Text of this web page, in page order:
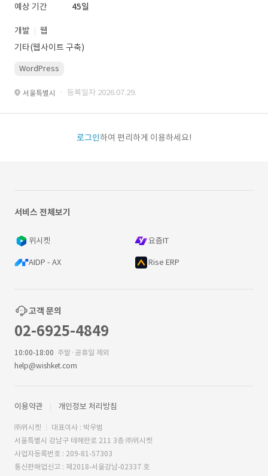
예상 기간
45일
개발
웹
기타(웹사이트 구축)
WordPress
서울특별시 · 등록일자 2026.07.29.
로그인하여 편리하게 이용하세요!
서비스 전체보기
위시켓 요즘IT
AIDP - AX Rise ERP
고객 문의
02-6925-4849
10:00-18:00 주말·공휴일 제외
help@wishket.com
이용약관 개인정보 처리방침
㈜위시켓
대표이사 : 박우범
서울특별시 강남구 테헤란로 211 3층 ㈜위시켓
사업자등록번호 : 209-81-57303
통신판매업신고 : 제2018-서울강남-02337 호